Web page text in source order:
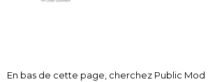
En bas de cette page, cherchez Public